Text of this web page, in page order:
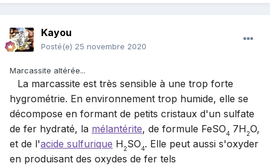
Kayou
Posté(e) 25 novembre 2020
Marcassite altérée...
La marcassite est très sensible à une trop forte
hygrométrie. En environnement trop humide, elle se
décompose en formant de petits cristaux d'un sulfate
de fer hydraté, la mélantérite, de formule FeSO4 7H2O,
et de l'acide sulfurique H2SO4. Elle peut aussi s'oxyder
en produisant des oxydes de fer tels